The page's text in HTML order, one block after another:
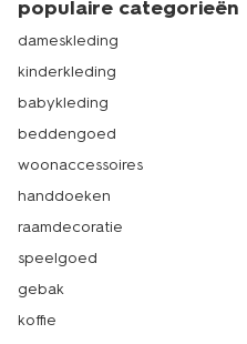
populaire categorieën
dameskleding
kinderkleding
babykleding
beddengoed
woonaccessoires
handdoeken
raamdecoratie
speelgoed
gebak
koffie